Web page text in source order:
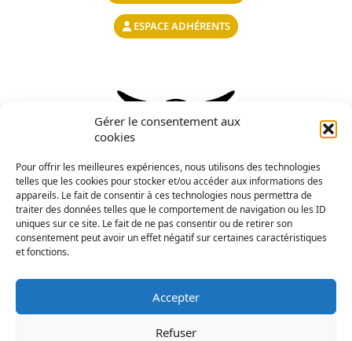
Gérer le consentement aux
cookies
Pour offrir les meilleures expériences, nous utilisons des technologies
telles que les cookies pour stocker et/ou accéder aux informations des
appareils. Le fait de consentir à ces technologies nous permettra de
traiter des données telles que le comportement de navigation ou les ID
uniques sur ce site. Le fait de ne pas consentir ou de retirer son
consentement peut avoir un effet négatif sur certaines caractéristiques
et fonctions.
Accepter
Refuser
ESPACE ADHÉRENTS
conformément au Règlement Zootechnique Européen
n°2016/1012